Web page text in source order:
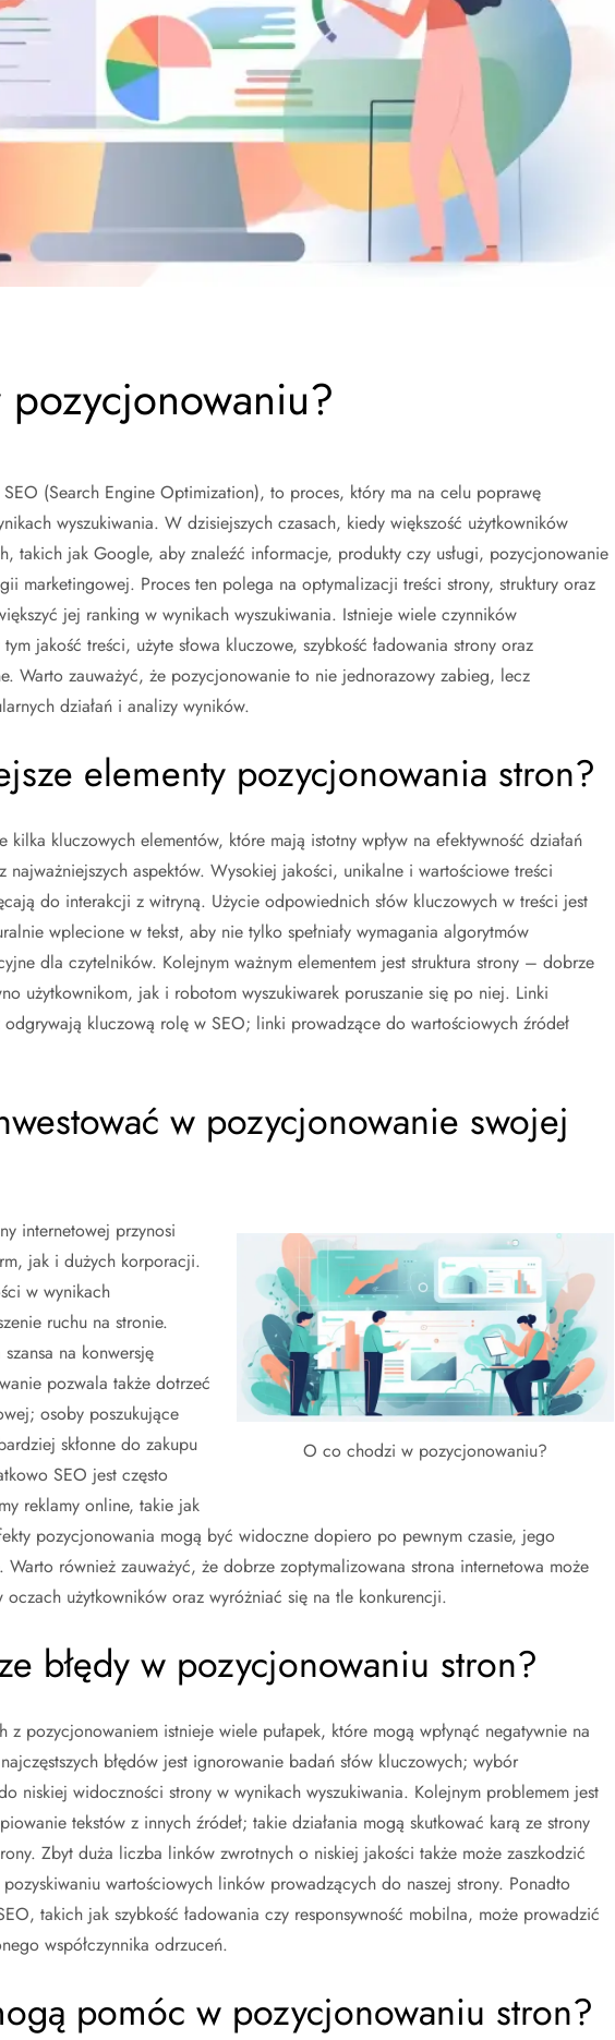
(Search Engine Optimization), to proces, który ma na celu poprawę
wyszukiwania. W dzisiejszych czasach, kiedy większość użytkowników
takich jak Google, aby znaleźć informacje, produkty czy usługi, pozycjonowanie
marketingowej. Proces ten polega na optymalizacji treści strony, struktury oraz
jej ranking w wynikach wyszukiwania. Istnieje wiele czynników
jakość treści, użyte słowa kluczowe, szybkość ładowania strony oraz
Warto zauważyć, że pozycjonowanie to nie jednorazowy zabieg, lecz
działań i analizy wyników.
elementy pozycjonowania stron?
kluczowych elementów, które mają istotny wpływ na efektywność działań
najważniejszych aspektów. Wysokiej jakości, unikalne i wartościowe treści
do interakcji z witryną. Użycie odpowiednich słów kluczowych w treści jest
wplecione w tekst, aby nie tylko spełniały wymagania algorytmów
dla czytelników. Kolejnym ważnym elementem jest struktura strony – dobrze
użytkownikom, jak i robotom wyszukiwarek poruszanie się po niej. Linki
kluczową rolę w SEO; linki prowadzące do wartościowych źródeł
w pozycjonowanie swojej
O co chodzi w pozycjonowaniu?
internetowej przynosi
jak i dużych korporacji.
w wynikach
ruchu na stronie.
na konwersję
pozwala także dotrzeć
osoby poszukujące
skłonne do zakupu
SEO jest często
reklamy online, takie jak
pozycjonowania mogą być widoczne dopiero po pewnym czasie, jego
również zauważyć, że dobrze zoptymalizowana strona internetowa może
użytkowników oraz wyróżniać się na tle konkurencji.
błędy w pozycjonowaniu stron?
z pozycjonowaniem istnieje wiele pułapek, które mogą wpłynąć negatywnie na
błędów jest ignorowanie badań słów kluczowych; wybór
niskiej widoczności strony w wynikach wyszukiwania. Kolejnym problemem jest
tekstów z innych źródeł; takie działania mogą skutkować karą ze strony
Zbyt duża liczba linków zwrotnych o niskiej jakości także może zaszkodzić
wartościowych linków prowadzących do naszej strony. Ponadto
takich jak szybkość ładowania czy responsywność mobilna, może prowadzić
współczynnika odrzuceń.
pomóc w pozycjonowaniu stron?